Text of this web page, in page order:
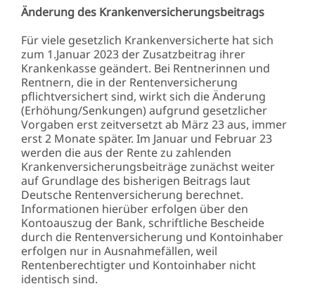
Änderung des Krankenversicherungsbeitrags
Für viele gesetzlich Krankenversicherte hat sich
zum 1.Januar 2023 der Zusatzbeitrag ihrer
Krankenkasse geändert. Bei Rentnerinnen und
Rentnern, die in der Rentenversicherung
pflichtversichert sind, wirkt sich die Änderung
(Erhöhung/Senkungen) aufgrund gesetzlicher
Vorgaben erst zeitversetzt ab März 23 aus, immer
erst 2 Monate später. Im Januar und Februar 23
werden die aus der Rente zu zahlenden
Krankenversicherungsbeiträge zunächst weiter
auf Grundlage des bisherigen Beitrags laut
Deutsche Rentenversicherung berechnet.
Informationen hierüber erfolgen über den
Kontoauszug der Bank, schriftliche Bescheide
durch die Rentenversicherung und Kontoinhaber
erfolgen nur in Ausnahmefällen, weil
Rentenberechtigter und Kontoinhaber nicht
identisch sind.